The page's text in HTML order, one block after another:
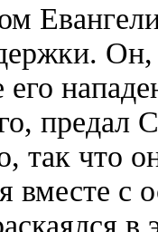
его
предал
так что
вместе с